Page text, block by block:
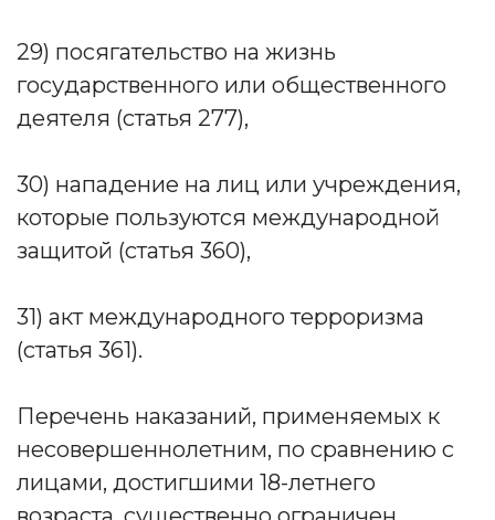
29) посягательство на жизнь
государственного или общественного
деятеля (статья 277),
30) нападение на лиц или учреждения,
которые пользуются международной
защитой (статья 360),
31) акт международного терроризма
(статья 361).
Перечень наказаний, применяемых к
несовершеннолетним, по сравнению с
лицами, достигшими 18-летнего